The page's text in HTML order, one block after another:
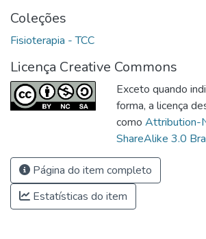
Coleções
Fisioterapia - TCC
Licença Creative Commons
Exceto quando
forma, a licença
como Attribution-
ShareAlike 3.0
Página do item completo
Estatísticas do item